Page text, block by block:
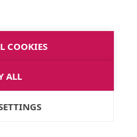
palveluun
COOKIES
ALL